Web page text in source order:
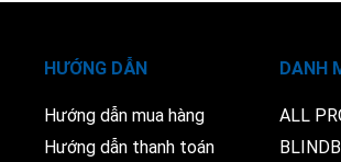
HƯỚNG DẪN
Hướng dẫn mua hàng
Hướng dẫn thanh toán
DANH
ALL